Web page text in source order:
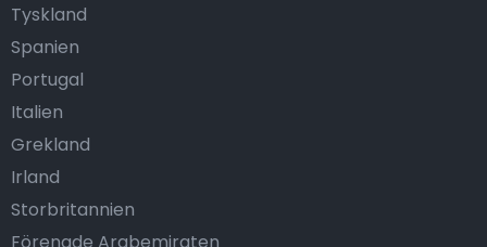
Tyskland
Spanien
Portugal
Italien
Grekland
Irland
Storbritannien
Förenade Arabemiraten